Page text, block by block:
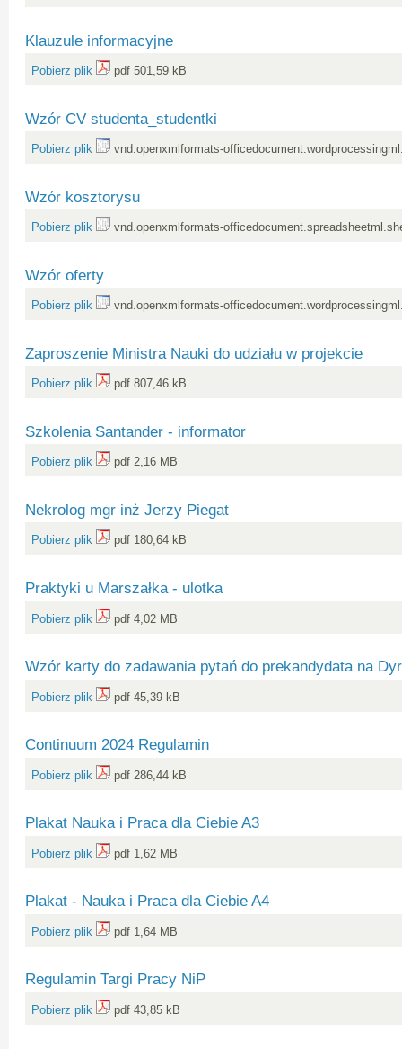
Klauzule informacyjne
Pobierz plik pdf 501,59 kB
Wzór CV studenta_studentki
Pobierz plik vnd.openxmlformats-
Wzór kosztorysu
Pobierz plik vnd.openxmlformats-
Wzór oferty
Pobierz plik vnd.openxmlformats-
Zaproszenie Ministra Nauki do udziału w projekcie
Pobierz plik pdf 807,46 kB
Szkolenia Santander - informator
Pobierz plik pdf 2,16 MB
Nekrolog mgr inż Jerzy Piegat
Pobierz plik pdf 180,64 kB
Praktyki u Marszałka - ulotka
Pobierz plik pdf 4,02 MB
Wzór karty do zadawania pytań do prekandydata na
Pobierz plik pdf 45,39 kB
Continuum 2024 Regulamin
Pobierz plik pdf 286,44 kB
Plakat Nauka i Praca dla Ciebie A3
Pobierz plik pdf 1,62 MB
Plakat - Nauka i Praca dla Ciebie A4
Pobierz plik pdf 1,64 MB
Regulamin Targi Pracy NiP
Pobierz plik pdf 43,85 kB